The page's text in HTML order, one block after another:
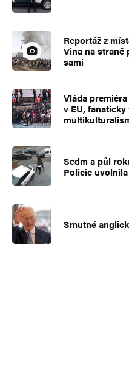
Reportáž z
Vina na
sami
Vláda
v EU,
Sedm a půl
Policie
Smutné